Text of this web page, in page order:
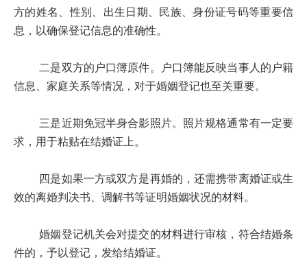
方的姓名、性别、出生日期、民族、身份证号码等重要信
息，以确保登记信息的准确性。
二是双方的户口簿原件。户口簿能反映当事人的户籍
信息、家庭关系等情况，对于婚姻登记也至关重要。
三是近期免冠半身合影照片。照片规格通常有一定要
求，用于粘贴在结婚证上。
四是如果一方或双方是再婚的，还需携带离婚证或生
效的离婚判决书、调解书等证明婚姻状况的材料。
婚姻登记机关会对提交的材料进行审核，符合结婚条
件的，予以登记，发给结婚证。